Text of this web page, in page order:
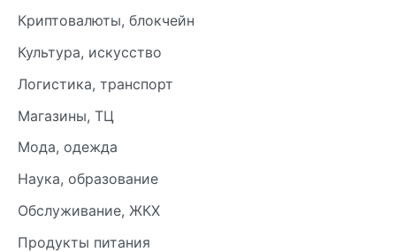
Криптовалюты, блокчейн
Культура, искусство
Логистика, транспорт
Магазины, ТЦ
Мода, одежда
Наука, образование
Обслуживание, ЖКХ
Продукты питания